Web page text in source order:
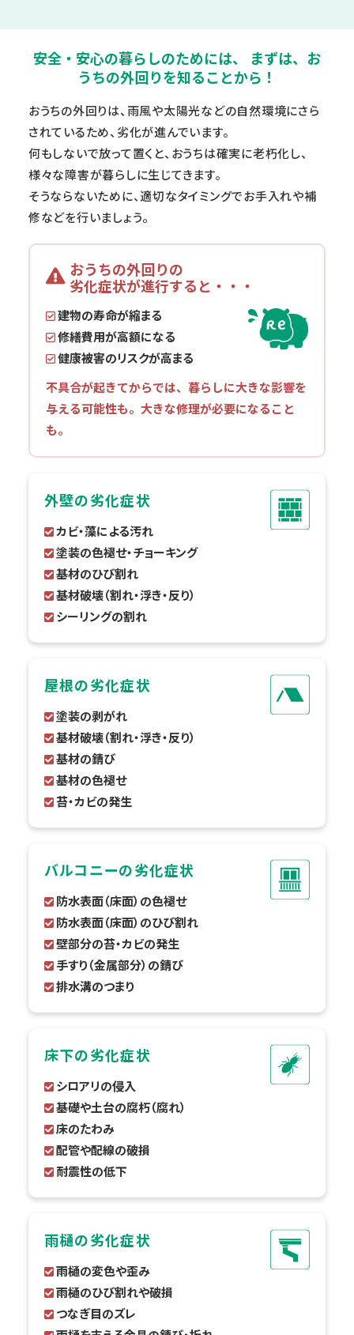
安全・安心の暮らしのためには、
まずは、お
うちの外回りを知ることから！
おうちの外回りは、雨風や太陽光などの自然環境にさら
されているため、劣化が進んでいます。
何もしないで放って置くと、おうちは確実に老朽化し、
様々な障害が暮らしに生じてきます。
そうならないために、適切なタイミングでお手入れや補
修などを行いましょう。
おうちの外回りの
劣化症状が進行すると・・・​
建物の寿命が縮まる
修繕費用が高額になる
健康被害のリスクが高まる
不具合が起きてからでは、暮らしに大きな影響を
与える可能性も。大きな修理が必要になること
も。
外壁の劣化症状
カビ・藻による汚れ
塗装の色褪せ・チョーキング
基材のひび割れ
基材破壊（割れ・浮き・反り）
シーリングの割れ
屋根の劣化症状
塗装の剥がれ
基材破壊（割れ・浮き・反り）
基材の錆び
基材の色褪せ
苔・カビの発生
バルコニーの劣化症状
防水表面（床面）の色褪せ
防水表面（床面）のひび割れ
壁部分の苔・カビの発生
手すり（金属部分）の錆び
排水溝のつまり
床下の劣化症状
シロアリの侵入
基礎や土台の腐朽（腐れ）
床のたわみ
配管や配線の破損
耐震性の低下
雨樋の劣化症状
雨樋の変色や歪み
雨樋のひび割れや破損
つなぎ目のズレ